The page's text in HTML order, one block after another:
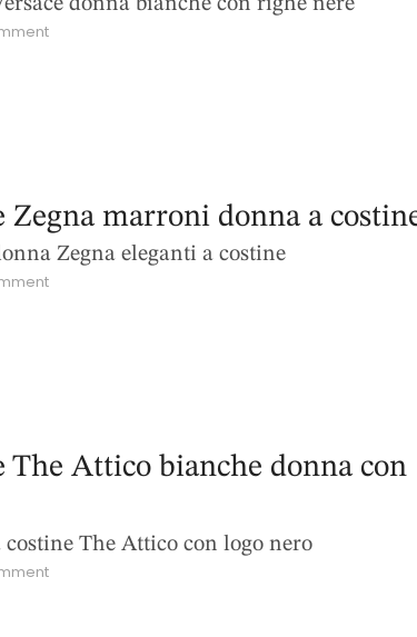
donna bianche con righe nere
Zegna marroni donna a
Zegna eleganti a costine
The Attico bianche donna con
costine The Attico con logo nero